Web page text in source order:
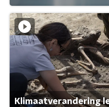
Klimaatverandering